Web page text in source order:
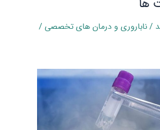
ها
/ناباروری و درمان‌ های تخصصی/